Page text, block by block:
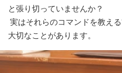
と張り切っていませんか？
実はそれらのコマンドを教え
大切なことがあります。